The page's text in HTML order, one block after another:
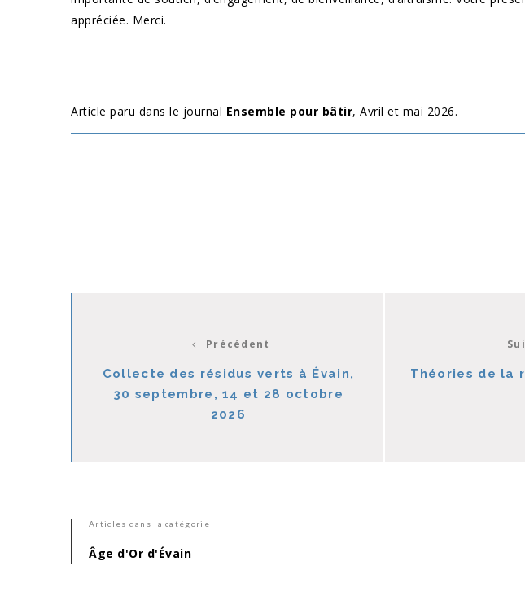
appréciée. Merci.
Article paru dans le journal Ensemble pour bâtir, Avril et mai 2026.
Précédent
Collecte des résidus verts à Évain,
30 septembre, 14 et 28 octobre
2026
Théories de la
Articles dans la catégorie
Âge d'Or d'Évain